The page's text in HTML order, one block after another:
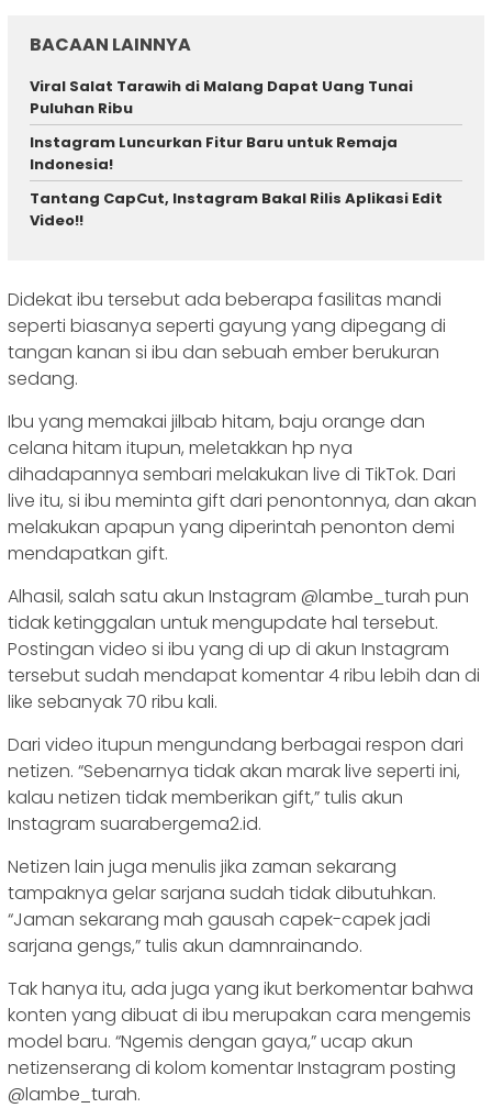
BACAAN LAINNYA
Viral Salat Tarawih di Malang Dapat Uang Tunai
Puluhan Ribu
Instagram Luncurkan Fitur Baru untuk Remaja
Indonesia!
Tantang CapCut, Instagram Bakal Rilis Aplikasi Edit
Video!!
Didekat ibu tersebut ada beberapa fasilitas mandi
seperti biasanya seperti gayung yang dipegang di
tangan kanan si ibu dan sebuah ember berukuran
sedang.
Ibu yang memakai jilbab hitam, baju orange dan
celana hitam itupun, meletakkan hp nya
dihadapannya sembari melakukan live di TikTok. Dari
live itu, si ibu meminta gift dari penontonnya, dan akan
melakukan apapun yang diperintah penonton demi
mendapatkan gift.
Alhasil, salah satu akun Instagram @lambe_turah pun
tidak ketinggalan untuk mengupdate hal tersebut.
Postingan video si ibu yang di up di akun Instagram
tersebut sudah mendapat komentar 4 ribu lebih dan di
like sebanyak 70 ribu kali.
Dari video itupun mengundang berbagai respon dari
netizen. “Sebenarnya tidak akan marak live seperti ini,
kalau netizen tidak memberikan gift,” tulis akun
Instagram suarabergema2.id.
Netizen lain juga menulis jika zaman sekarang
tampaknya gelar sarjana sudah tidak dibutuhkan.
“Jaman sekarang mah gausah capek-capek jadi
sarjana gengs,” tulis akun damnrainando.
Tak hanya itu, ada juga yang ikut berkomentar bahwa
konten yang dibuat di ibu merupakan cara mengemis
model baru. “Ngemis dengan gaya,” ucap akun
netizenserang di kolom komentar Instagram posting
@lambe_turah.